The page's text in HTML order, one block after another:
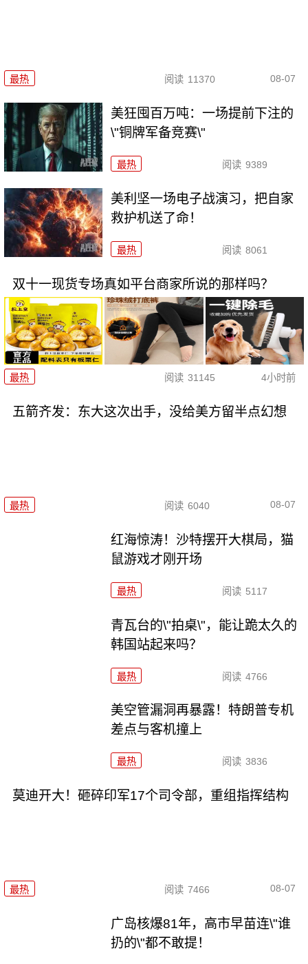
最热 阅读 11370 08-07
美狂囤百万吨：一场提前下注的
\"铜牌军备竞赛\"
最热 阅读 9389
美利坚一场电子战演习，把自家
救护机送了命！
最热 阅读 8061
双十一现货专场真如平台商家所说的那样吗？
最热 阅读 31145 4小时前
五箭齐发：东大这次出手，没给美方留半点幻想
最热 阅读 6040 08-07
红海惊涛！沙特摆开大棋局，猫
鼠游戏才刚开场
最热 阅读 5117
青瓦台的\"拍桌\"，能让跪太久的
韩国站起来吗？
最热 阅读 4766
美空管漏洞再暴露！特朗普专机
差点与客机撞上
最热 阅读 3836
莫迪开大！砸碎印军17个司令部，重组指挥结构
最热 阅读 7466 08-07
广岛核爆81年，高市早苗连\"谁
扔的\"都不敢提！